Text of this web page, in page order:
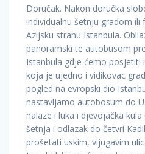
Doručak. Nakon doručka
individualnu šetnju gradom ili
Azijsku stranu Istanbula.
panoramski te autobusom
Istanbula gdje ćemo posjetiti
koja je ujedno i vidikovac
pogled na evropski dio
nastavljamo autobosum do
nalaze i luka i djevojačka
šetnja i odlazak do četvri
prošetati uskim, vijugavim